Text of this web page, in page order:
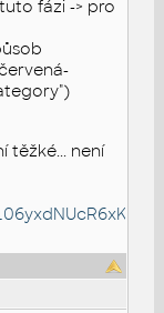
fázi -> pro
těžké... není